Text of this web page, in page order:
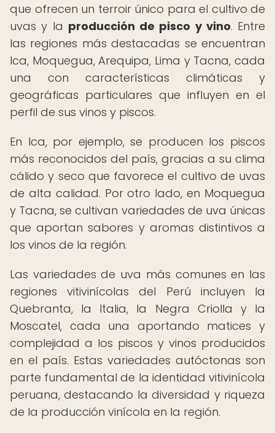
que ofrecen un terroir único para el cultivo de
uvas y la producción de pisco y vino. Entre
las regiones más destacadas se encuentran
Ica, Moquegua, Arequipa, Lima y Tacna, cada
una con características climáticas y
geográficas particulares que influyen en el
perfil de sus vinos y piscos.
En Ica, por ejemplo, se producen los piscos
más reconocidos del país, gracias a su clima
cálido y seco que favorece el cultivo de uvas
de alta calidad. Por otro lado, en Moquegua
y Tacna, se cultivan variedades de uva únicas
que aportan sabores y aromas distintivos a
los vinos de la región.
Las variedades de uva más comunes en las
regiones vitivinícolas del Perú incluyen la
Quebranta, la Italia, la Negra Criolla y la
Moscatel, cada una aportando matices y
complejidad a los piscos y vinos producidos
en el país. Estas variedades autóctonas son
parte fundamental de la identidad vitivinícola
peruana, destacando la diversidad y riqueza
de la producción vinícola en la región.